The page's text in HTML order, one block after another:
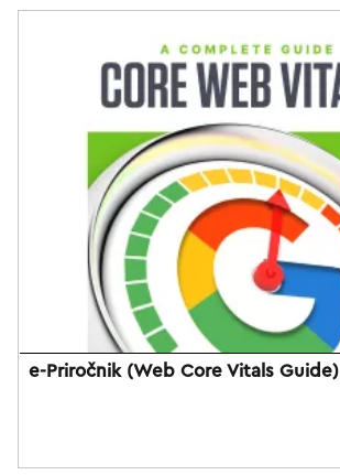
e-Priročnik (Web Core Vitals Guide)